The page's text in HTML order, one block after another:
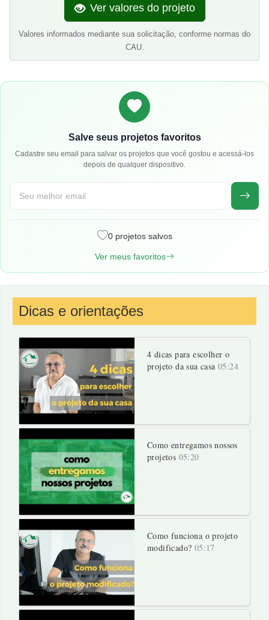
Ver valores do projeto
Valores informados mediante sua solicitação, conforme normas do
CAU.
Salve seus projetos favoritos
Cadastre seu email para salvar os projetos que você gostou e acessá-los
depois de qualquer dispositivo.
0 projetos salvos
Ver meus favoritos
Dicas e orientações
4 dicas para escolher o
projeto da sua casa05:24
Como entregamos nossos
projetos 05:20
Como funciona o projeto
modificado? 05:17